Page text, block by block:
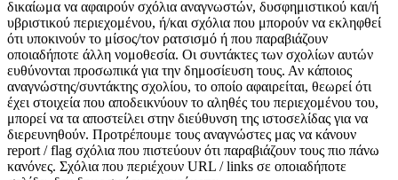
δικαίωμα να αφαιρούν σχόλια αναγνωστών, δυσφημιστικού και/ή
υβριστικού περιεχομένου, ή/και σχόλια που μπορούν να εκληφθεί
ότι υποκινούν το μίσος/τον ρατσισμό ή που παραβιάζουν
οποιαδήποτε άλλη νομοθεσία. Οι συντάκτες των σχολίων αυτών
ευθύνονται προσωπικά για την δημοσίευση τους. Αν κάποιος
αναγνώστης/συντάκτης σχολίου, το οποίο αφαιρείται, θεωρεί ότι
έχει στοιχεία που αποδεικνύουν το αληθές του περιεχομένου του,
μπορεί να τα αποστείλει στην διεύθυνση της ιστοσελίδας για να
διερευνηθούν. Προτρέπουμε τους αναγνώστες μας να κάνουν
report / flag σχόλια που πιστεύουν ότι παραβιάζουν τους πιο πάνω
κανόνες. Σχόλια που περιέχουν URL / links σε οποιαδήποτε